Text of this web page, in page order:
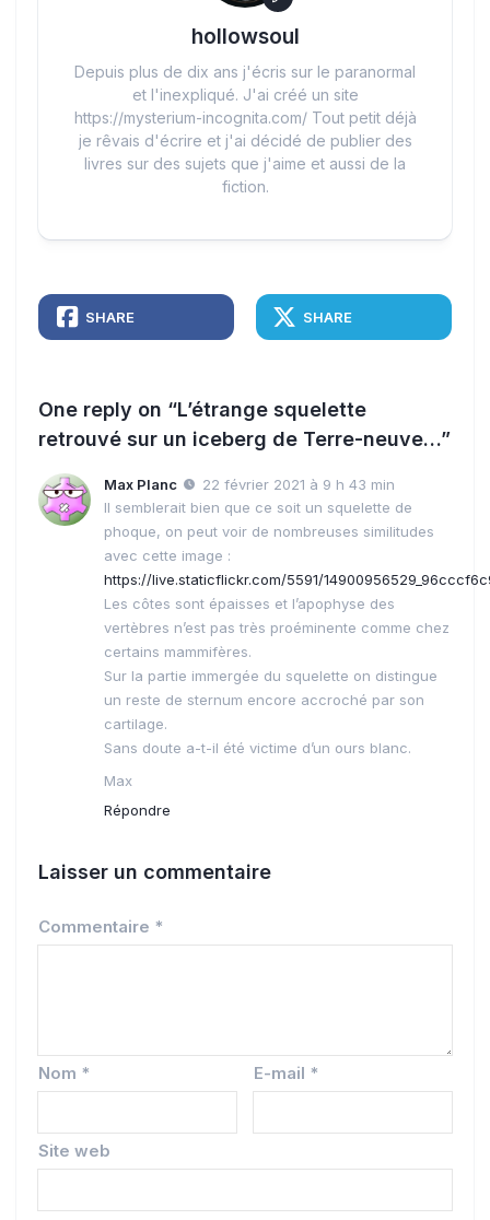
hollowsoul
Depuis plus de dix ans j'écris sur le paranormal
et l'inexpliqué. J'ai créé un site
https://mysterium-incognita.com/ Tout petit déjà
je rêvais d'écrire et j'ai décidé de publier des
livres sur des sujets que j'aime et aussi de la
fiction.
SHARE SHARE
One reply on “L’étrange squelette
retrouvé sur un iceberg de Terre-neuve…”
Max Planc
22 février 2021 à 9 h 43 min
Il semblerait bien que ce soit un squelette de
phoque, on peut voir de nombreuses similitudes
avec cette image :
https://live.staticflickr.com/5591/
Les côtes sont épaisses et l’apophyse des
vertèbres n’est pas très proéminente comme chez
certains mammifères.
Sur la partie immergée du squelette on distingue
un reste de sternum encore accroché par son
cartilage.
Sans doute a-t-il été victime d’un ours blanc.
Max
Répondre
Laisser un commentaire
Commentaire *
Nom * E-mail *
Site web